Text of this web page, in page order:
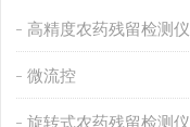
高精度农药残留检测仪
微流控
旋转式农药残留检测仪